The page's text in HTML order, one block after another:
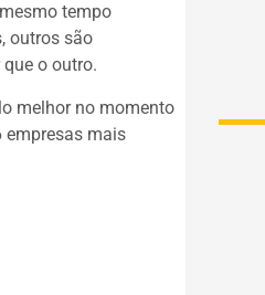
tempo
outros são
o outro.
melhor no momento
empresas mais